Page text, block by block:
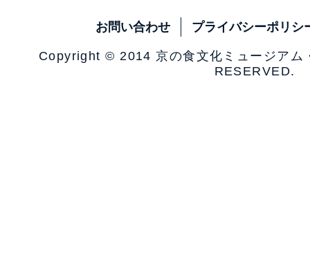
お問い合わせ プライバシーポリシ
Copyright © 2014 京の食文化ミュージア
RESERVED.